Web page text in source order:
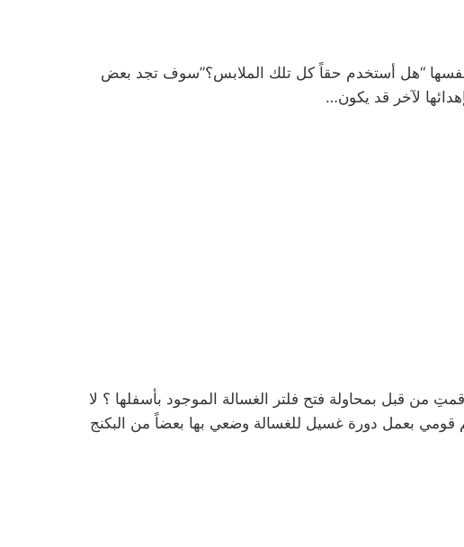
نفسها “هل أستخدم حقاً كل تلك الملابس؟”سوف تجد بعض
لآخر قد يكون…
من قبل بمحاولة فتح فلتر الغسالة الموجود بأسفلها ؟ لا
قومي بعمل دورة غسيل للغسالة وضعي بها بعضاً من البكنج